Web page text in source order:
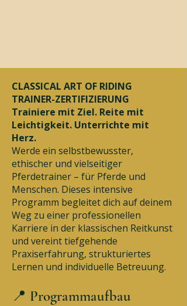
CLASSICAL ART OF RIDING
TRAINER-ZERTIFIZIERUNG
Trainiere mit Ziel. Reite mit
Leichtigkeit. Unterrichte mit
Herz.
Werde ein selbstbewusster,
ethischer und vielseitiger
Pferdetrainer – für Pferde und
Menschen. Dieses intensive
Programm begleitet dich auf deinem
Weg zu einer professionellen
Karriere in der klassischen Reitkunst
und vereint tiefgehende
Praxiserfahrung, strukturiertes
Lernen und individuelle Betreuung.
📍 Programmaufbau